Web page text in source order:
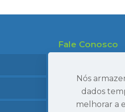
Fale Conosco
47 3407-2269
Nós
dados
melhorar a